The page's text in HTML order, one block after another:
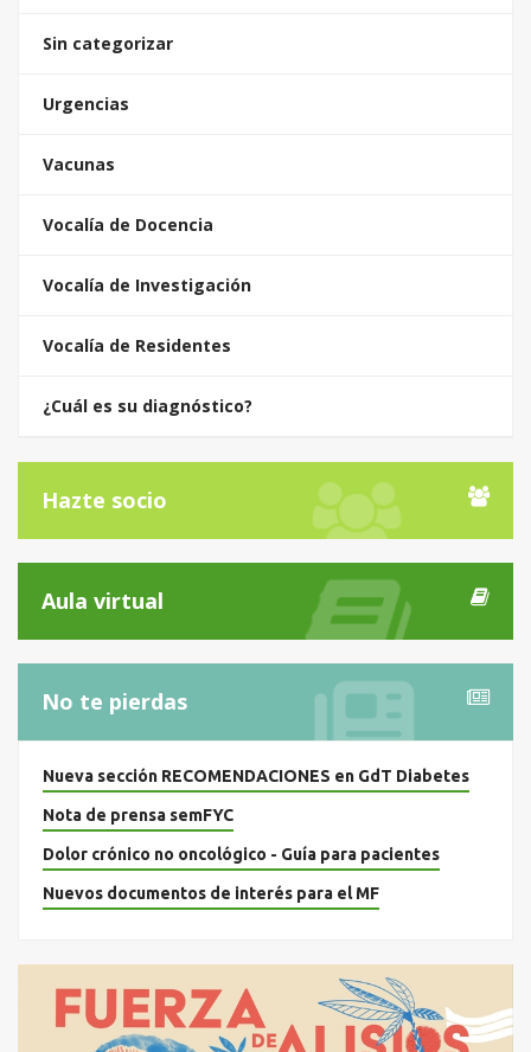
Sin categorizar
Urgencias
Vacunas
Vocalía de Docencia
Vocalía de Investigación
Vocalía de Residentes
¿Cuál es su diagnóstico?
Hazte socio
Aula virtual
No te pierdas
Nueva sección RECOMENDACIONES en GdT Diabetes
Nota de prensa semFYC
Dolor crónico no oncológico - Guía para pacientes
Nuevos documentos de interés para el MF